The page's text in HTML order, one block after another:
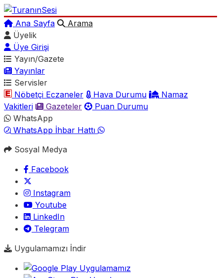
Ana Sayfa
Arama
Üyelik
Üye Girişi
Yayın/Gazete
Yayınlar
Servisler
Nöbetçi Eczaneler
Hava Durumu
Namaz
Vakitleri
Gazeteler
Puan Durumu
WhatsApp
WhatsApp İhbar Hattı
Sosyal Medya
Facebook
Instagram
Youtube
LinkedIn
Telegram
Uygulamamızı İndir